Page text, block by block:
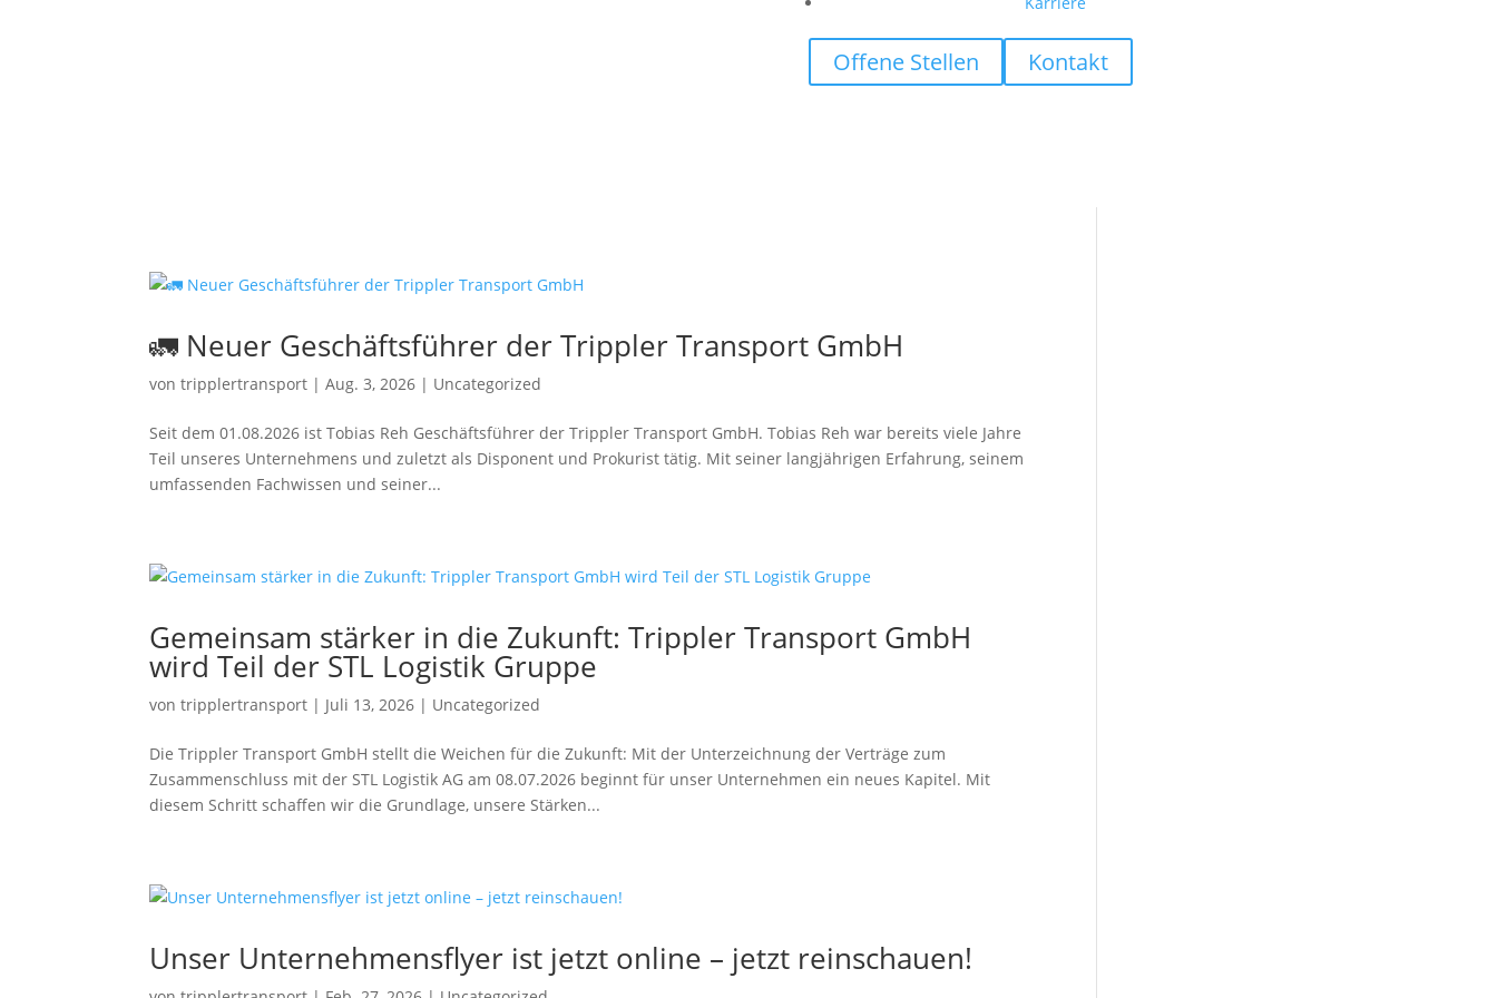
Offene Stellen Kontakt
🚛 Neuer Geschäftsführer der Trippler Transport GmbH
vontripplertransport |Aug. 3, 2026 | Uncategorized
Seit dem 01.08.2026 ist Tobias Reh Geschäftsführer der Trippler Transport GmbH. Tobias Reh war bereits viele Jahre
Teil unseres Unternehmens und zuletzt als Disponent und Prokurist tätig. Mit seiner langjährigen Erfahrung, seinem
umfassenden Fachwissen und seiner...
Gemeinsam stärker in die Zukunft: Trippler Transport GmbH
wird Teil der STL Logistik Gruppe
vontripplertransport | Juli 13, 2026 | Uncategorized
Die Trippler Transport GmbH stellt die Weichen für die Zukunft: Mit der Unterzeichnung der Verträge zum
Zusammenschluss mit der STL Logistik AG am 08.07.2026 beginnt für unser Unternehmen ein neues Kapitel. Mit
diesem Schritt schaffen wir die Grundlage, unsere Stärken...
Unser Unternehmensflyer ist jetzt online – jetzt reinschauen!